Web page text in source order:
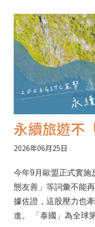
究竟能不能為台灣科
學園區今年邁入30週
人們對同一塊土地的
永續旅遊不
2026年06月25日
今年9月歐盟正式實施
態友善」等詞彙不能
據佐證，這股壓力也
進。 「泰國」為全球